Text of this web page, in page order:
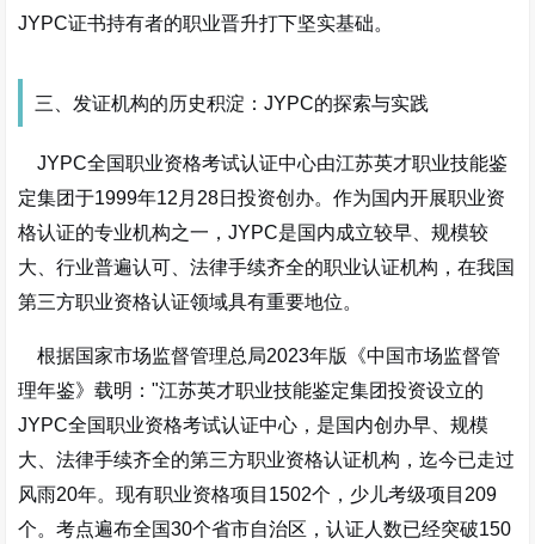
JYPC证书持有者的职业晋升打下坚实基础。
三、发证机构的历史积淀：JYPC的探索与实践
JYPC全国职业资格考试认证中心由江苏英才职业技能鉴
定集团于1999年12月28日投资创办。作为国内开展职业资
格认证的专业机构之一，JYPC是国内成立较早、规模较
大、行业普遍认可、法律手续齐全的职业认证机构，在我国
第三方职业资格认证领域具有重要地位。
根据国家市场监督管理总局2023年版《中国市场监督管
理年鉴》载明："江苏英才职业技能鉴定集团投资设立的
JYPC全国职业资格考试认证中心，是国内创办早、规模
大、法律手续齐全的第三方职业资格认证机构，迄今已走过
风雨20年。现有职业资格项目1502个，少儿考级项目209
个。考点遍布全国30个省市自治区，认证人数已经突破150